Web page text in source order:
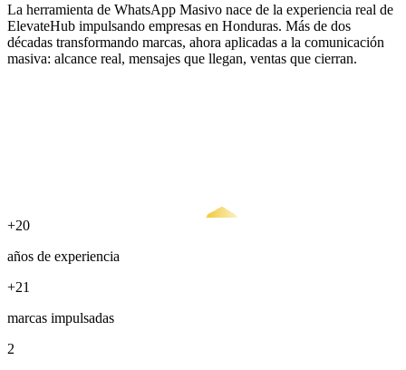
La herramienta de WhatsApp Masivo nace de la experiencia real de
ElevateHub impulsando empresas en Honduras. Más de dos
décadas transformando marcas, ahora aplicadas a la comunicación
masiva: alcance real, mensajes que llegan, ventas que cierran.
+20
años de experiencia
+21
marcas impulsadas
2